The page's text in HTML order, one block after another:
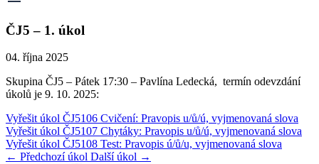
ČJ5 – 1. úkol
04. října 2025
Skupina ČJ5 – Pátek 17:30 – Pavlína Ledecká, termín odevzdání
úkolů je 9. 10. 2025:
Vyřešit úkol ČJ5106 Cvičení: Pravopis u/ů/ú, vyjmenovaná slova
Vyřešit úkol ČJ5107 Chytáky: Pravopis u/ů/ú, vyjmenovaná slova
Vyřešit úkol ČJ5108 Test: Pravopis ú/ů/u, vyjmenovaná slova
← Předchozí úkol Další úkol →